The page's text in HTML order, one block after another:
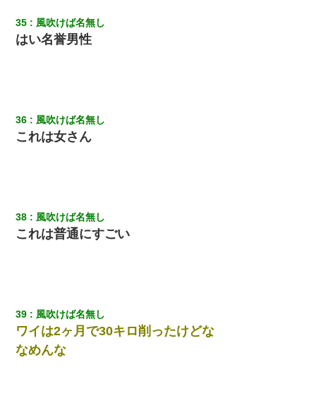
35 風吹けば名無し
はい名誉男性
36 風吹けば名無し
これは女さん
38 風吹けば名無し
これは普通にすごい
39 風吹けば名無し
ワイは2ヶ月で30キロ削ったけどな
なめんな